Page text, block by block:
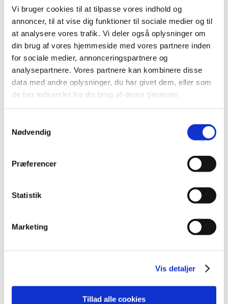
Vi bruger cookies til at tilpasse vores indhold og
annoncer, til at vise dig funktioner til sociale medier og til
at analysere vores trafik. Vi deler også oplysninger om
din brug af vores hjemmeside med vores partnere inden
for sociale medier, annonceringspartnere og
analysepartnere. Vores partnere kan kombinere disse
data med andre oplysninger, du har givet dem, eller som
de har indsamlet fra din brug af deres tjenester.
Nødvendig
Præferencer
Statistik
Marketing
Vis detaljer
Tillad alle cookies
Negle Olie
Skabeloner
Stamping
Sten
Stickers
Striping Tape
Tipper & øvehænder
Værktøj
Water Decals
Valentinesdag
Påske Nailart
Vippe- & Brynfarve
Showroom